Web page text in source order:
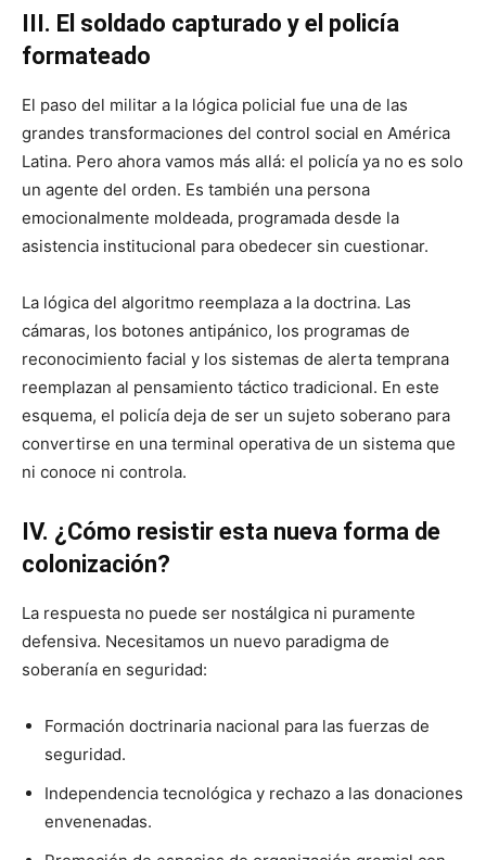
III. El soldado capturado y el policía
formateado
El paso del militar a la lógica policial fue una de las
grandes transformaciones del control social en América
Latina. Pero ahora vamos más allá: el policía ya no es solo
un agente del orden. Es también una persona
emocionalmente moldeada, programada desde la
asistencia institucional para obedecer sin cuestionar.
La lógica del algoritmo reemplaza a la doctrina. Las
cámaras, los botones antipánico, los programas de
reconocimiento facial y los sistemas de alerta temprana
reemplazan al pensamiento táctico tradicional. En este
esquema, el policía deja de ser un sujeto soberano para
convertirse en una terminal operativa de un sistema que
ni conoce ni controla.
IV. ¿Cómo resistir esta nueva forma de
colonización?
La respuesta no puede ser nostálgica ni puramente
defensiva. Necesitamos un nuevo paradigma de
soberanía en seguridad:
Formación doctrinaria nacional para las fuerzas de
seguridad.
Independencia tecnológica y rechazo a las donaciones
envenenadas.